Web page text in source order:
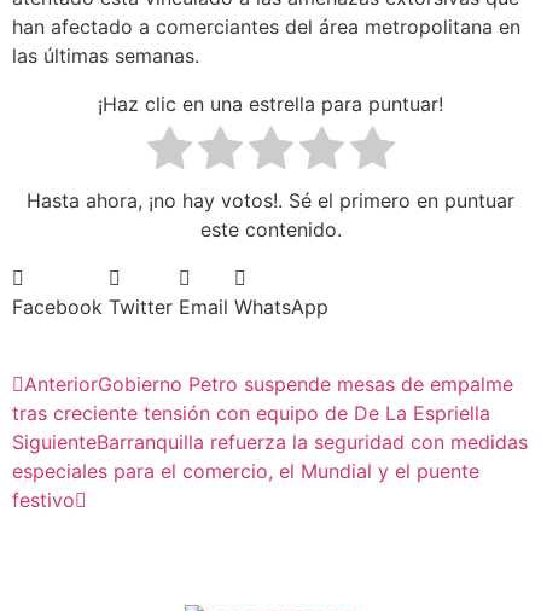
han afectado a comerciantes del área metropolitana en
las últimas semanas.
¡Haz clic en una estrella para puntuar!
Hasta ahora, ¡no hay votos!. Sé el primero en puntuar
este contenido.
Facebook Twitter Email WhatsApp
AnteriorGobierno Petro suspende mesas de empalme
tras creciente tensión con equipo de De La Espriella
SiguienteBarranquilla refuerza la seguridad con medidas
especiales para el comercio, el Mundial y el puente
festivo